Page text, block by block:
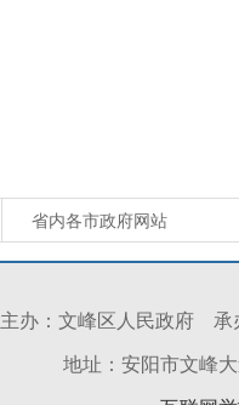
主办：文峰区人民政府 承
地址：安阳市文峰